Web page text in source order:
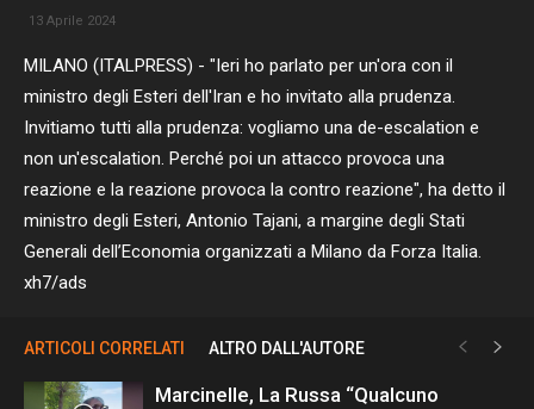
13 Aprile 2024
MILANO (ITALPRESS) - "Ieri ho parlato per un'ora con il
ministro degli Esteri dell'Iran e ho invitato alla prudenza.
Invitiamo tutti alla prudenza: vogliamo una de-escalation e
non un'escalation. Perché poi un attacco provoca una
reazione e la reazione provoca la contro reazione", ha detto il
ministro degli Esteri, Antonio Tajani, a margine degli Stati
Generali dell’Economia organizzati a Milano da Forza Italia.
xh7/ads
ARTICOLI CORRELATI ALTRO DALL'AUTORE
Marcinelle, La Russa “Qualcuno